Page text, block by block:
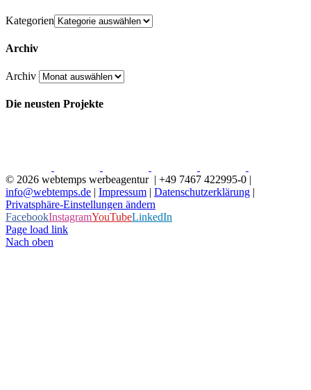
Kategorien
Archiv
Archiv
Die neusten Projekte
© 2026 webtemps werbeagentur | +49 7467 422995-0 |
info@webtemps.de | Impressum | Datenschutzerklärung |
Privatsphäre-Einstellungen ändern
FacebookInstagramYouTubeLinkedIn
Page load link
Nach oben